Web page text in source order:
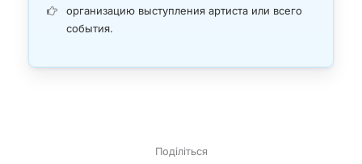
организацию выступления артиста или всего
события.
Поділіться